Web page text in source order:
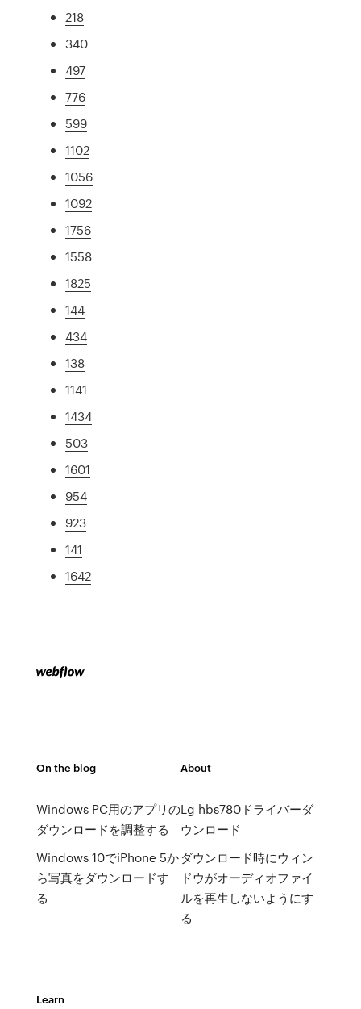
218
340
497
776
599
1102
1056
1092
1756
1558
1825
144
434
138
1141
1434
503
1601
954
923
141
1642
On the blog
Windows PC用のアプリの
ダウンロードを調整する
Windows 10でiPhone 5か
ら写真をダウンロードす
る
About
Lg hbs780ドライバーダ
ウンロード
ダウンロード時にウィン
ドウがオーディオファイ
ルを再生しないようにす
る
Learn